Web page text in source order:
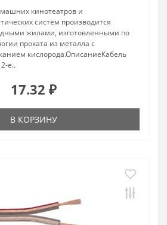
кинотеатров и
систем производится
жилами, изготовленными по
проката из металла с
кислорода.ОписаниеКабель
е..
17.32 ₽
В КОРЗИНУ